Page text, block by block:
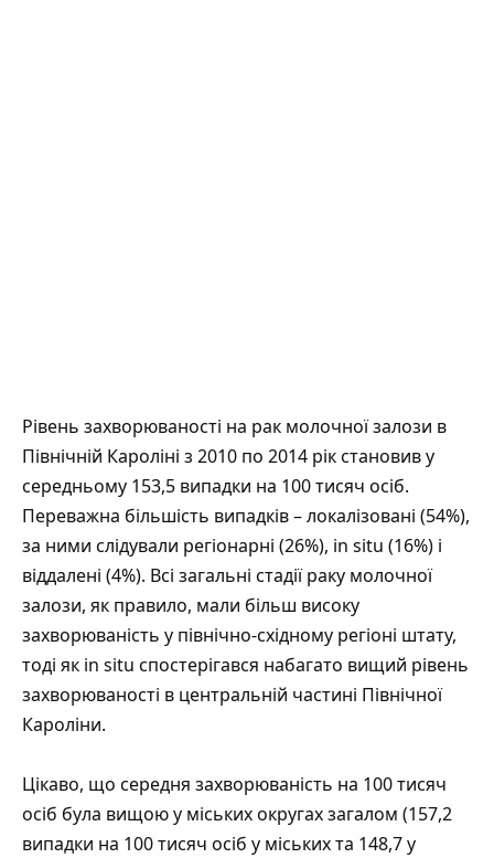
Рівень захворюваності на рак молочної залози в
Північній Кароліні з 2010 по 2014 рік становив у
середньому 153,5 випадки на 100 тисяч осіб.
Переважна більшість випадків – локалізовані (54%),
за ними слідували регіонарні (26%), in situ (16%) і
віддалені (4%). Всі загальні стадії раку молочної
залози, як правило, мали більш високу
захворюваність у північно-східному регіоні штату,
тоді як in situ спостерігався набагато вищий рівень
захворюваності в центральній частині Північної
Кароліни.
Цікаво, що середня захворюваність на 100 тисяч
осіб була вищою у міських округах загалом (157,2
випадки на 100 тисяч осіб у міських та 148,7 у